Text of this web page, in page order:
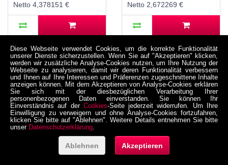
Netto 4,378151 €
Netto 2,672269 €
CC1101 868 MHz Funk-
TTL-zu-RS485
Diese Webseite verwendet Cookies, um die korrekte Funktionalität
unserer Dienste sicherzustellen. Wenn Sie auf "Akzeptieren" klicken,
werden wir zusätzliche Analyse-Cookies nutzen, um Ihre Nutzung der
Webseite zu analysieren, damit wir deren Funktionalität verbessern
und Ihnen auf Ihre Interessen und Präferenzen zugeschnittene Inhalte
anzeigen können. Mit dem Akzeptieren von Analyse-Cookies erklären
Sie sich mit der diesbezüglichen Verarbeitung Ihrer
personenbezogenen Daten einverstanden. Sie können Ihr
Einverständnis auf der Cookies-Seite jederzeit widerrufen. Um Ihre
Einwilligung zu verweigern und ohne Analyse-Cookies fortzufahren,
klicken Sie bitte auf "Ablehnen". Weitere Details entnehmen Sie bitte
unser Datenschutzerklärung.
Ablehnen Akzeptieren